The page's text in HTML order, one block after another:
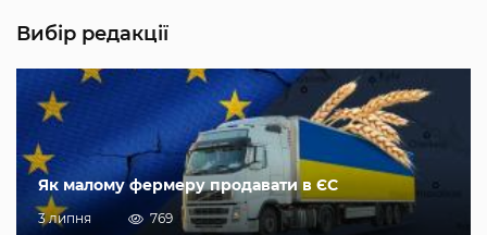
Вибір редакції
Як малому фермеру продавати в ЄС
3 липня 769